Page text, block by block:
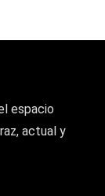
espacio
actual y